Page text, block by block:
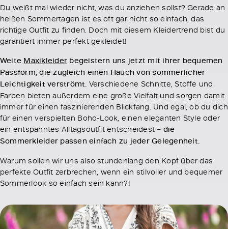
Du weißt mal wieder nicht, was du anziehen sollst? Gerade an
heißen Sommertagen ist es oft gar nicht so einfach, das
richtige Outfit zu finden. Doch mit diesem Kleidertrend bist du
garantiert immer perfekt gekleidet!
Weite Maxikleider begeistern uns jetzt mit ihrer bequemen
Passform, die zugleich einen Hauch von sommerlicher
Leichtigkeit verströmt. Verschiedene Schnitte, Stoffe und
Farben bieten außerdem eine große Vielfalt und sorgen damit
immer für einen faszinierenden Blickfang. Und egal, ob du dich
für einen verspielten Boho-Look, einen eleganten Style oder
ein entspanntes Alltagsoutfit entscheidest – die
Sommerkleider passen einfach zu jeder Gelegenheit.
Warum sollen wir uns also stundenlang den Kopf über das
perfekte Outfit zerbrechen, wenn ein stilvoller und bequemer
Sommerlook so einfach sein kann?!